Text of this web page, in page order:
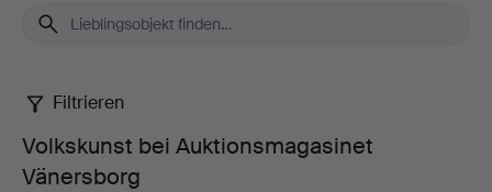
Volkskunst
bei
Filtrieren
Volkskunst bei Auktionsmagasinet
Vänersborg